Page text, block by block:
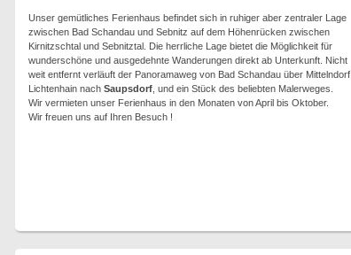
Unser gemütliches Ferienhaus befindet sich in ruhiger aber zentraler Lage
zwischen Bad Schandau und Sebnitz auf dem Höhenrücken zwischen
Kirnitzschtal und Sebnitztal. Die herrliche Lage bietet die Möglichkeit für
wunderschöne und ausgedehnte Wanderungen direkt ab Unterkunft. Nicht
weit entfernt verläuft der Panoramaweg von Bad Schandau über Mittelndorf,
Lichtenhain nach Saupsdorf, und ein Stück des beliebten Malerweges.
Wir vermieten unser Ferienhaus in den Monaten von April bis Oktober.
Wir freuen uns auf Ihren Besuch !